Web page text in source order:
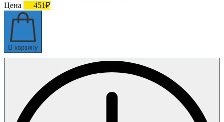
Цена
451₽
В корзину